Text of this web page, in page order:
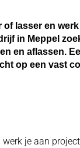
lasser en
in Meppel
en aflassen.
op een vast
je aan